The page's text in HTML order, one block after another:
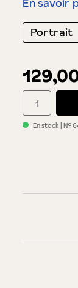
Portrait
En stock | №
Quantité de